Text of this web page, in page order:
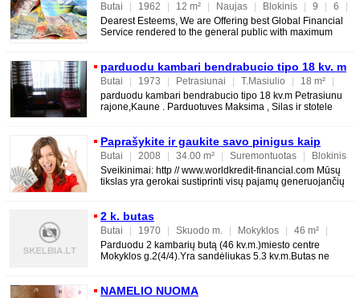
Butai 1962 12 m² Naujas Blokinis 9 6
6Dearest Esteems, We are Offering best Global Financial
Service rendered to the general public with maximum
parduodu kambari bendrabucio tipo 18 kv. m
Petrasiunu rajone, Kaune
Butai 1973 Petrasiunai T.Masiulio 18 m²
Tvarkingas | Mūrinis | 1 | 5 | 5
parduodu kambari bendrabucio tipo 18 kv.m Petrasiunu
rajone,Kaune . Parduotuves Maksima , Silas ir stotele
Paprašykite ir gaukite savo pinigus kaip
kredito su saugumu
Butai 2008 34.00 m² Suremontuotas
Blokinis
| 2 | 5 | 5
Sveikinimai: http // www.worldkredit-financial.com Mūsų
tikslas yra gerokai sustiprinti visų pajamų generuojančių
2 k. butas
Butai 1970 Skuodo m. Mokyklos 46 m²
Tvarkingas | Mūrinis | 2 | 4 | 4
Parduodu 2 kambarių butą (46 kv.m.)miesto centre
Mokyklos g.2(4/4).Yra sandėliukas 5.3 kv.m.Butas ne
NAMELIO NUOMA